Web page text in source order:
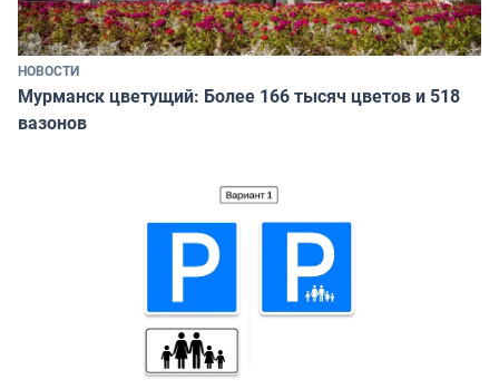
НОВОСТИ
Мурманск цветущий: Более 166 тысяч цветов и 518
вазонов